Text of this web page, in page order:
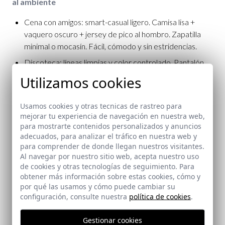
Cena con amigos: smart-casual ligero. Camisa lisa +
vaquero oscuro + jersey de pico al hombro. Zapatilla
minimal o mocasín. Fácil, cómodo y sin estridencias.
Discoteca: líneas limpias y color controlado. Pantalón
liviana. Evita logos chillones; un solo protagonista.
Terraza: prioriza tejidos frescos (lino o algodón ligero). Si
es verano, incluso sandalias sobrias de calidad para un
punto effortless; busca buena sujeción y suela con
agarre.
Estilo urbano, clásico o atrevido: elige según tu
personalidad
Urbano: vaqueros oscuros + camiseta lisa + chaqueta
ligera. Neutros (blanco, gris, azul marino) y sneakers
limpios. Proporciones bien resueltas y capas simples.
Utilizamos cookies
Usamos cookies y otras tecnicas de rastreo para
mejorar tu experiencia de navegación en nuestra web,
para mostrarte contenidos personalizados y anuncios
adecuados, para analizar el tráfico en nuestra web y
para comprender de donde llegan nuestros visitantes.
Al navegar por nuestro sitio web, acepta nuestro uso
de cookies y otras tecnologías de seguimiento. Para
obtener más información sobre estas cookies, cómo y
por qué las usamos y cómo puede cambiar su
configuración, consulte nuestra política de cookies.
Gestionar cookies